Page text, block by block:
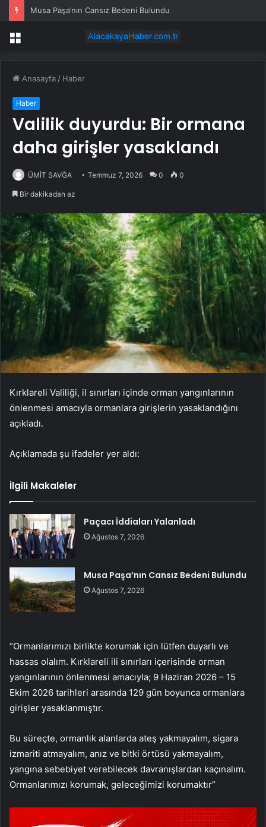
Musa Paşa’nın Cansız Bedeni Bulundu
Menü
Anasayfa / Haber
Haber
Valilik duyurdu: Bir ormana
daha girişler yasaklandı
ÜMİT SAVĞA Temmuz 7, 2026 0 0
Bir dakikadan az
Kırklareli Valiliği, il sınırları içinde orman yangınlarının
önlenmesi amacıyla ormanlara girişlerin yasaklandığını
açıkladı.
Açıklamada şu ifadeler yer aldı:
İlgili Makaleler
Paçacı İddiaları Yalanladı
Ağustos 7, 2026
Musa Paşa’nın Cansız Bedeni Bulundu
Ağustos 7, 2026
“Ormanlarımızı birlikte korumak için lütfen duyarlı ve
hassas olalım. Kırklareli ili sınırları içerisinde orman
yangınlarının önlenmesi amacıyla; 9 Haziran 2026 – 15
Ekim 2026 tarihleri arasında 129 gün boyunca ormanlara
girişler yasaklanmıştır.
Bu süreçte, ormanlık alanlarda ateş yakmayalım, sigara
izmariti atmayalım, anız ve bitki örtüsü yakmayalım,
yangına sebebiyet verebilecek davranışlardan kaçınalım.
Ormanlarımızı korumak, geleceğimizi korumaktır”